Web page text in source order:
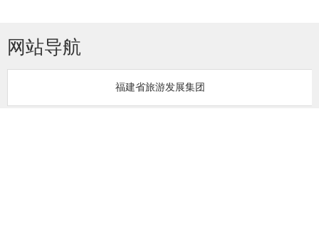
网站导航
福建省旅游发展集团